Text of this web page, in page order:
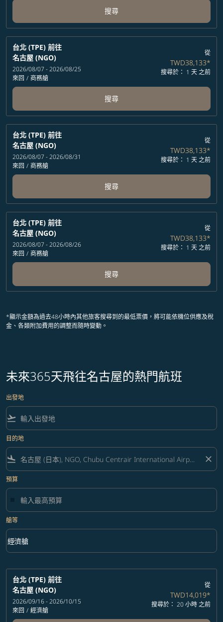
搜尋
台北 (TPE) 前往
名古屋 (NGO)
2026/08/07 - 2026/08/25
來回 / 商務艙
從
TWD38,133*
搜尋於： 1 天 之前
搜尋
台北 (TPE) 前往
名古屋 (NGO)
2026/08/07 - 2026/08/31
來回 / 商務艙
從
TWD38,133*
搜尋於： 1 天 之前
搜尋
台北 (TPE) 前往
名古屋 (NGO)
2026/08/07 - 2026/08/26
來回 / 商務艙
從
TWD38,133*
搜尋於： 1 天 之前
搜尋
*顯示金額為過去48小時內其他旅客搜尋到的最低票價，將可能依機位供應及稅
金、各類附加費用的調整而隨時變動。
未來365天飛往名古屋的熱門航班
出發地
flight_takeoff
目的地
flight_land close
預算
艙等
艙等 option 經濟艙 Selected
經濟艙
keyboard_arrow_down
台北 (TPE) 前往
名古屋 (NGO)
2026/09/16 - 2026/10/15
來回 / 經濟艙
從
TWD14,019*
搜尋於： 20 小時 之前